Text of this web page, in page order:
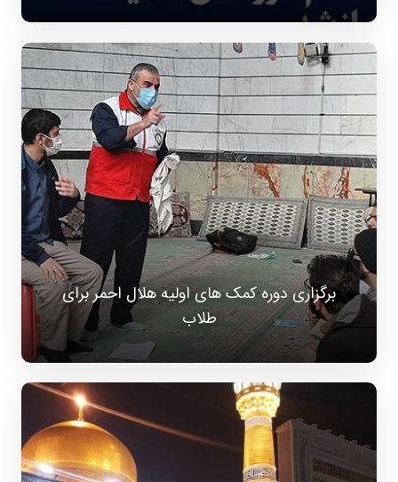
برگزاری دوره کمک های اولیه هلال احمر برای
طلاب